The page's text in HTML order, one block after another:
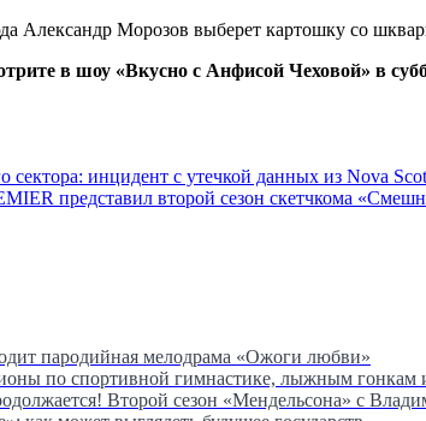
Александр Морозов выберет картошку со
в шоу «Вкусно с Анфисой Чеховой» в
сектора: инцидент с утечкой данных из Nova
представил второй сезон скетчкома
пародийная мелодрама «Ожоги любви»
по спортивной гимнастике, лыжным гонкам и
Второй сезон «Мендельсона» с